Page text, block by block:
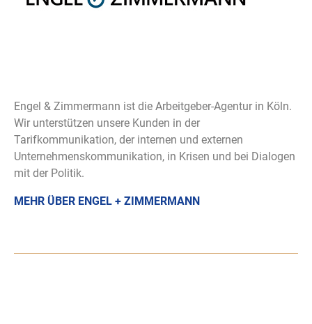
Engel & Zimmermann ist die Arbeitgeber-Agentur in Köln.
Wir unterstützen unsere Kunden in der
Tarifkommunikation, der internen und externen
Unternehmenskommunikation, in Krisen und bei Dialogen
mit der Politik.
MEHR ÜBER ENGEL + ZIMMERMANN